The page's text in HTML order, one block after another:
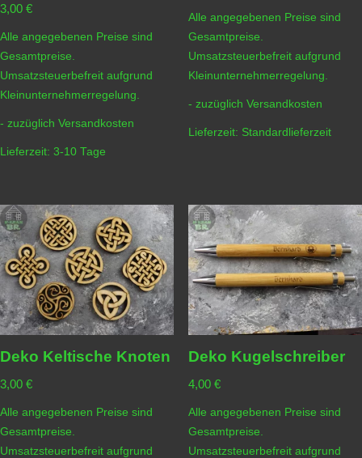
3,00 €
Alle angegebenen Preise sind
Gesamtpreise.
Umsatzsteuerbefreit aufgrund
Kleinunternehmerregelung.
- zuzüglich Versandkosten
Lieferzeit: 3-10 Tage
Alle angegebenen Preise sind
Gesamtpreise.
Umsatzsteuerbefreit aufgrund
Kleinunternehmerregelung.
- zuzüglich Versandkosten
Lieferzeit: Standardlieferzeit
Deko Keltische Knoten
3,00 €
Alle angegebenen Preise sind
Gesamtpreise.
Umsatzsteuerbefreit aufgrund
Deko Kugelschreiber
4,00 €
Alle angegebenen Preise sind
Gesamtpreise.
Umsatzsteuerbefreit aufgrund